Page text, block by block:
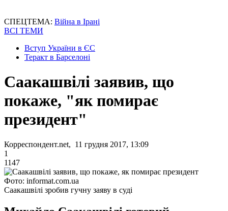
СПЕЦТЕМА: Війна в Ірані
ВСІ ТЕМИ
Вступ України в ЄС
Теракт в Барселоні
Саакашвілі заявив, що
покаже, "як помирає
президент"
Корреспондент.net, 11 грудня 2017, 13:09
1
1147
Фото: informat.com.ua
Саакашвілі зробив гучну заяву в суді